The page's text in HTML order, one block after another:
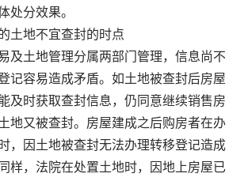
处分效果。
地不宜查封的时点
土地管理分属两部门管理，信息尚不
记容易造成矛盾。如土地被查封后房屋
及时获取查封信息，仍同意继续销售房
地又被查封。房屋建成之后购房者在办
，因土地被查封无法办理转移登记造成
样，法院在处置土地时，因地上房屋已